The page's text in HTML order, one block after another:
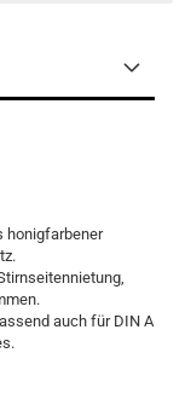
honigfarbener
auch für DIN A